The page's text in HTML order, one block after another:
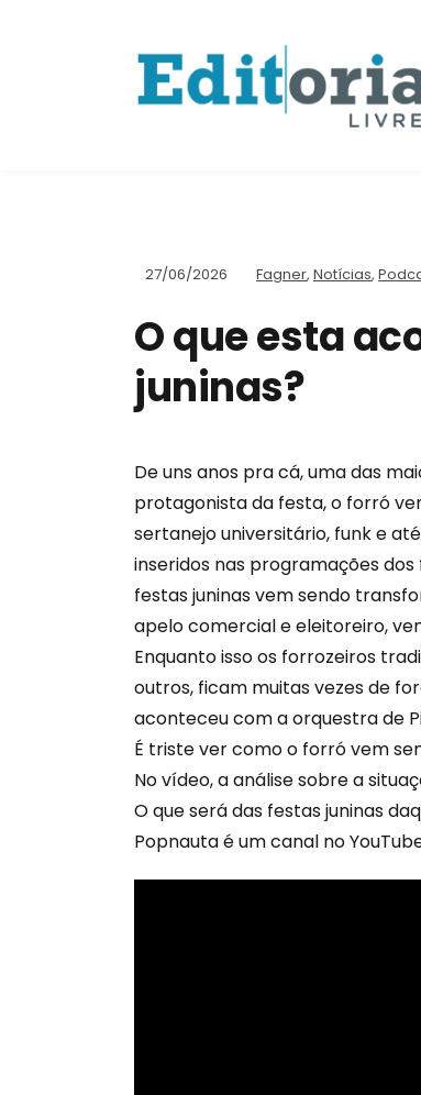
27/06/2026 Fagner, Notícias,
O que esta
juninas?
De uns anos pra cá, uma das
protagonista da festa, o forró
sertanejo universitário, funk e
inseridos nas programações
festas juninas vem sendo
apelo comercial e eleitoreiro,
Enquanto isso os forrozeiros
outros, ficam muitas vezes de
aconteceu com a orquestra de
É triste ver como o forró vem
No vídeo, a análise sobre a
O que será das festas juninas
Popnauta é um canal no